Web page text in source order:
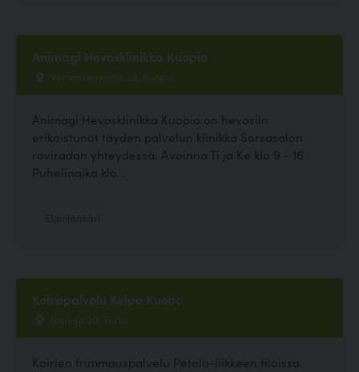
Animagi Hevosklinikka Kuopio
Virranniementie 28, Kuopio
Animagi Hevosklinikka Kuopio on hevosiin
erikoistunut täyden palvelun klinikka Sorsasalon
raviradan yhteydessä. Avoinna Ti ja Ke klo 9 - 16
Puhelinaika klo...
Koirapalvelu Kelpo Kuono
Biolinja 20, Turku
Koirien trimmauspalvelu Petola-liikkeen tiloissa.